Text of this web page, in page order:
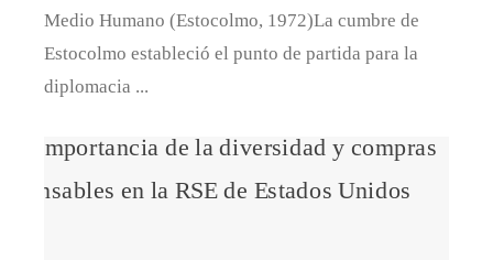
Medio Humano (Estocolmo, 1972)La cumbre de
Estocolmo estableció el punto de partida para la
diplomacia ...